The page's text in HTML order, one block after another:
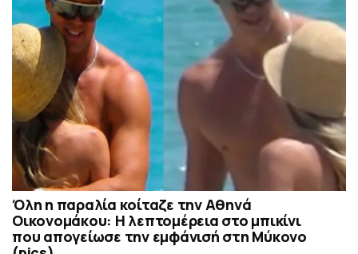
Όλη η παραλία κοίταζε την Αθηνά
Οικονομάκου: Η λεπτομέρεια στο μπικίνι
που απογείωσε την εμφάνισή στη Μύκονο